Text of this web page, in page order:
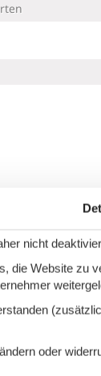
nicht
die Website zu
oder